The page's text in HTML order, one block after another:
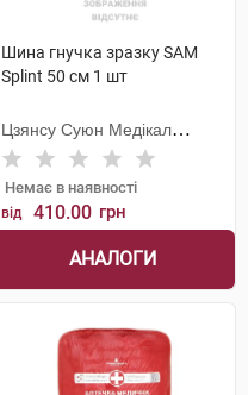
Шина гнучка зразку SAM
Splint 50 см 1 шт
Цзянсу Суюн Медікал
Метіріалс
Немає в наявності
від 410.00 грн
АНАЛОГИ